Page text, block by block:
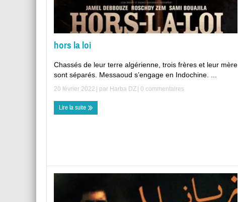
hors la loi
Chassés de leur terre algérienne, trois frères et leur mère
sont séparés. Messaoud s’engage en Indochine. ...
20 février 2022 | par Harba DZ 0 commentaires
Lire la suite